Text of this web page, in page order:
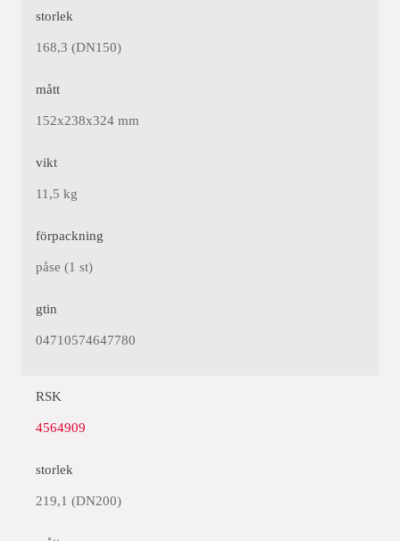
storlek
168,3 (DN150)
mått
152x238x324 mm
vikt
11,5 kg
förpackning
påse (1 st)
gtin
04710574647780
RSK
4564909
storlek
219,1 (DN200)